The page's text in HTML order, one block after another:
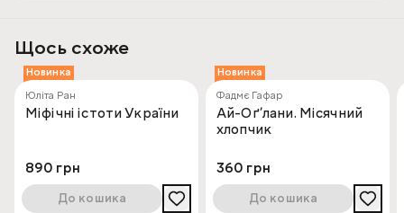
Щось схоже
Новинка
Юліта Ран
Міфічні істоти України
890 грн
До кошика
Новинка
Фадмє Гафар
Ай-Оґ’лани. Місячний
хлопчик
360 грн
До кошика